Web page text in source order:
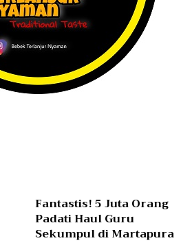
Fantastis! 5 Juta Orang
Padati Haul Guru
Sekumpul di Martapura